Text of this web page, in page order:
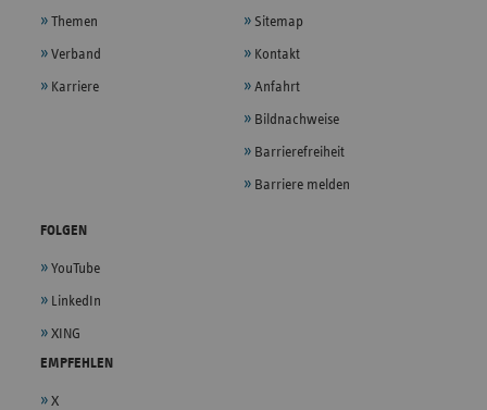
Themen
Verband
Karriere
Sitemap
Kontakt
Anfahrt
Bildnachweise
Barrierefreiheit
Barriere melden
FOLGEN
YouTube
LinkedIn
XING
EMPFEHLEN
X